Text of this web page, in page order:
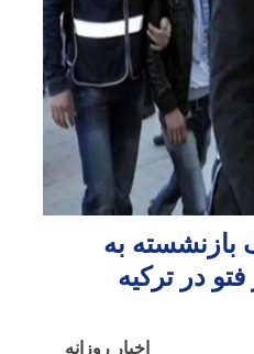
به
در ترکیه
اخبار روزانه